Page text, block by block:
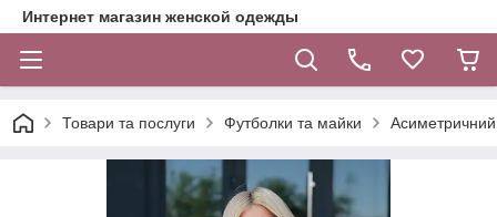
Интернет магазин женской одежды
Товари та послуги Футболки та майки